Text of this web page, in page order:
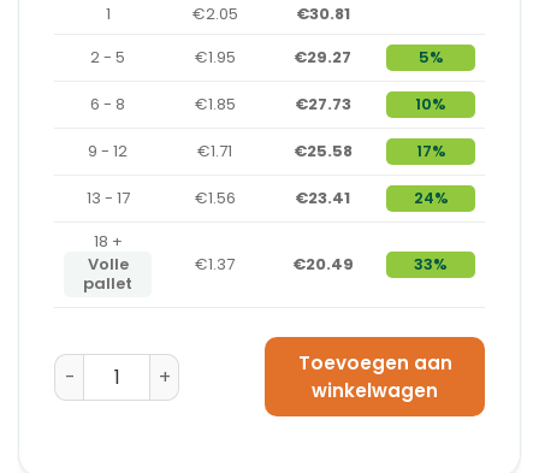
1 €2.05
€30.81
2 - 5
€1.95 €29.27 5%
6 - 8 €1.85 €27.73 10%
9 - 12 €1.71 €25.58 17%
13 - 17 €1.56 €23.41
24%
18 +
Volle
pallet
€1.37 €20.49 33%
Amerikaanse Vouwdoos 500 x 300 x 300 - BC-Golf
Toevoegen aan
winkelwagen